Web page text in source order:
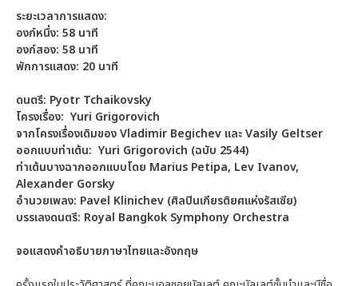
ระยะเวลาการแสดง:
องก์หนึ่ง: 58 นาที
องก์สอง: 58 นาที
พักการแสดง: 20 นาที
ดนตรี: Pyotr Tchaikovsky
โครงเรื่อง: Yuri Grigorovich
จากโครงเรื่องเดิมของ Vladimir Begichev และ Vasily Geltser
ออกแบบท่าเต้น: Yuri Grigorovich (ฉบับ 2544)
ท่าเต้นบางฉากออกแบบโดย Marius Petipa, Lev Ivanov,
Alexander Gorsky
อำนวยเพลง: Pavel Klinichev (ศิลปินเกียรติยศแห่งรัสเซีย)
บรรเลงดนตรี: Royal Bangkok Symphony Orchestra
จอแสดงคำอธิบายภาษาไทยและอังกฤษ